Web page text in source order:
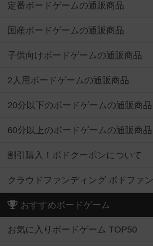
定番ボードゲームの通販商品
国産ボードゲームの通販商品
子供向けボードゲームの通販商品
2人用ボードゲームの通販商品
20分以下のボードゲームの通販商品
60分以上のボードゲームの通販商品
割引購入！ボドクーポンについて
クラウドファンディング ボドファン
おすすめボードゲーム
お気に入りボードゲーム TOP50